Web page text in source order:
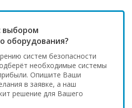
выбором
оборудования?
систем безопасности
необходимые системы
Опишите Ваши
в заявке, а наш
решение для Вашего